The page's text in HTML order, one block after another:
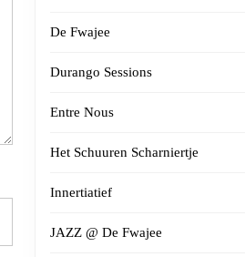
De Fwajee
Durango Sessions
Entre Nous
Het Schuuren Scharniertje
Innertiatief
JAZZ @ De Fwajee